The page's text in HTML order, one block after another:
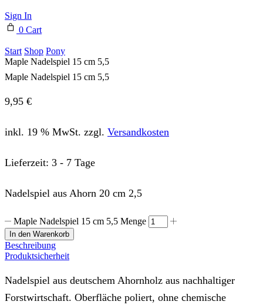
Sign In
0 Cart
Start Shop Pony
Maple Nadelspiel 15 cm 5,5
Maple Nadelspiel 15 cm 5,5
9,95 €
inkl. 19 % MwSt. zzgl. Versandkosten
Lieferzeit: 3 - 7 Tage
Nadelspiel aus Ahorn 20 cm 2,5
Maple Nadelspiel 15 cm 5,5 Menge
In den Warenkorb
Beschreibung
Produktsicherheit
Nadelspiel aus deutschem Ahornholz aus nachhaltiger
Forstwirtschaft. Oberfläche poliert, ohne chemische